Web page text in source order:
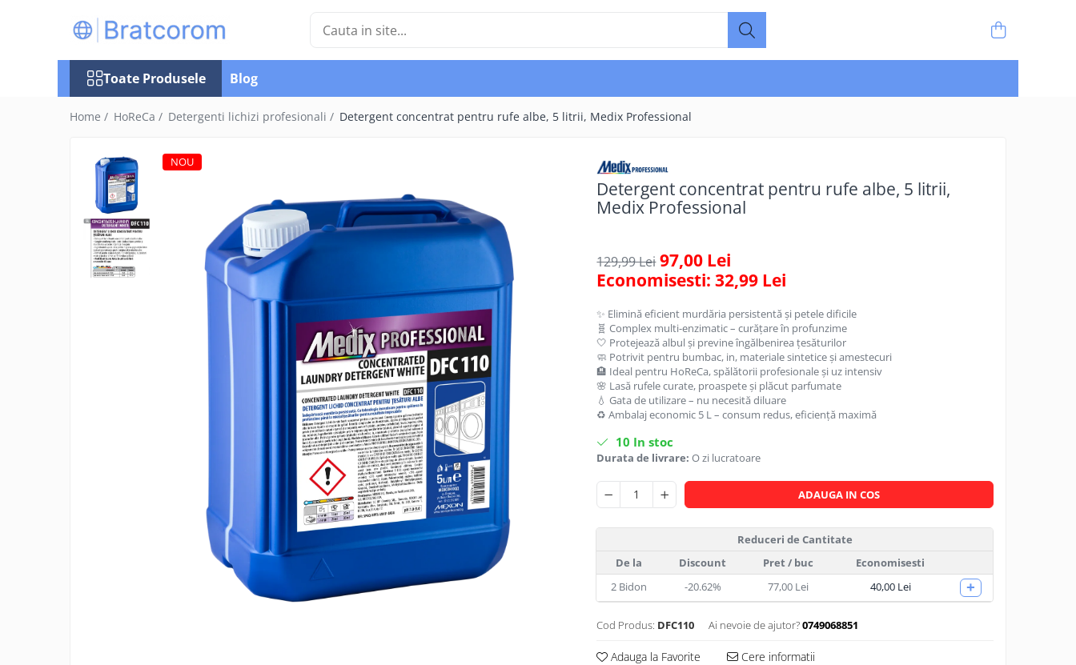
Articole animale
Hrana pentru caini
Hrana pentru pisici
Produse igiena externa animale
Bucatarii de vara Tuozi
Toate Produsele Blog
Home / HoReCa / Detergenti lichizi profesionali / Detergent concentrat pentru rufe albe, 5 litrii, Medix Professional
Detergent concentrat pentru rufe albe, 5 litrii,
Medix Professional
NOU
129,99 Lei 97,00 Lei
Economisesti:32,99 Lei
✨ Elimină eficient murdăria persistentă și petele dificile
🧬 Complex multi-enzimatic – curățare în profunzime
🤍 Protejează albul și previne îngălbenirea țesăturilor
🧼 Potrivit pentru bumbac, in, materiale sintetice și amestecuri
🏨 Ideal pentru HoReCa, spălătorii profesionale și uz intensiv
🌸 Lasă rufele curate, proaspete și plăcut parfumate
💧 Gata de utilizare – nu necesită diluare
♻️ Ambalaj economic 5 L – consum redus, eficiență maximă
10 In stoc
Durata de livrare: O zi lucratoare
ADAUGA IN COS
Reduceri de Cantitate
De la
Discount Pret / buc
Economisesti
2 Bidon -20.62% 77,00 Lei 40,00 Lei +
Cod Produs: DFC110 Ai nevoie de ajutor?0749068851
Adauga la Favorite Cere informatii